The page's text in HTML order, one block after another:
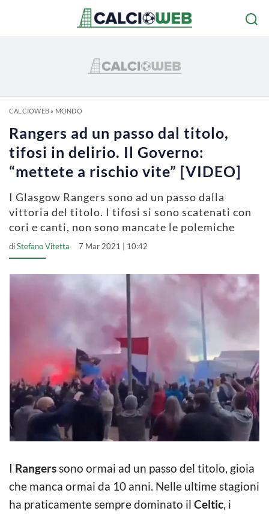
CALCIOWEB» MONDO
Rangers ad un passo dal titolo,
tifosi in delirio. Il Governo:
“mettete a rischio vite” [VIDEO]
I Glasgow Rangers sono ad un passo dalla
vittoria del titolo. I tifosi si sono scatenati con
cori e canti, non sono mancate le polemiche
diStefano Vitetta 7 Mar 2021 | 10:42
I Rangerssono ormai ad un passo del titolo, gioia
che manca ormai da 10 anni. Nelle ultime stagioni
ha praticamente sempre dominato il Celtic, i